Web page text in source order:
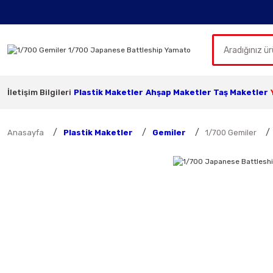
İletişim Bilgileri Plastik Maketler Ahşap Maketler Taş Maketler
Anasayfa Plastik Maketler Gemiler 1/700 Gemiler